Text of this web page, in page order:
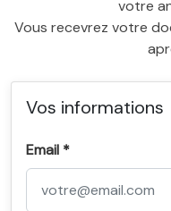
votre
Vous recevrez votre
Vos informations
Email *